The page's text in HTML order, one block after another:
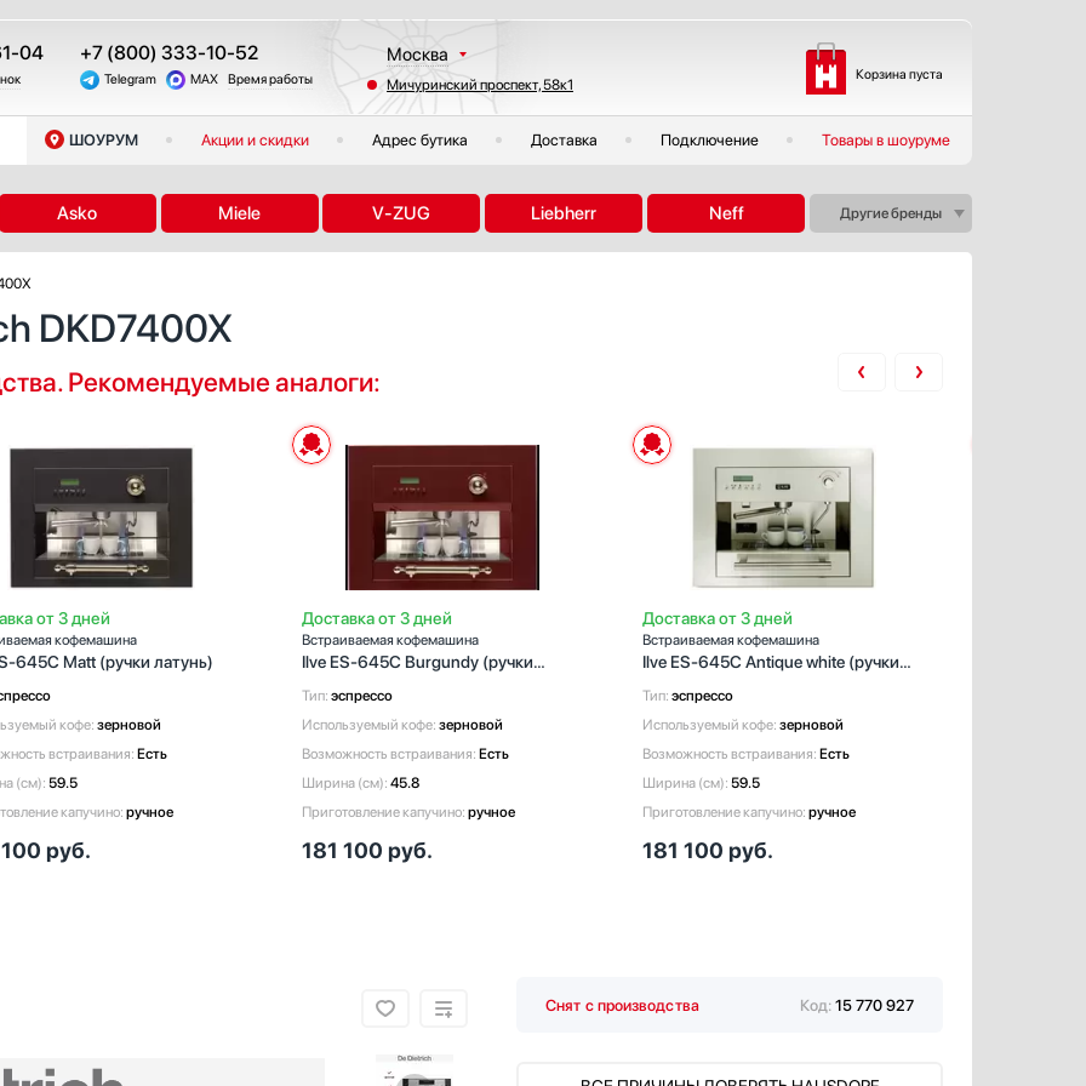
04 +7 (800) 333-10-52
Telegram MAX Время работы
Москва
Санкт-Петербург
Казань
Екатеринбург
Мичуринский проспект, 58к1
Корзина пуста
ШОУРУМ Акции и скидки Адрес бутика Доставка Подключение Товары в шоуруме
Asko Miele V-ZUG Liebherr Neff Другие бренды
DKD7400X
Рекомендуемые аналоги:
от 3 дней
кофемашина
645C Matt (ручки латунь)
кофе:зерновой
встраивания:Есть
(см):59.5
капучино:ручное
100руб.
Доставка от 3 дней
Встраиваемая кофемашина
Ilve ES-645C Burgundy (ручки
латунь)
Тип: эспрессо
Используемый кофе: зерновой
Возможность встраивания: Есть
Ширина (см): 45.8
Приготовление капучино: ручное
181 100 руб.
Доставка от 3 дней
Встраиваемая кофемашина
Ilve ES-645C Antique white (ручки
латунь)
Тип: эспрессо
Используемый кофе: зерновой
Возможность встраивания: Есть
Ширина (см): 59.5
Приготовление капучино: ручное
181 100 руб.
Снят с производства Код: 15 770 927